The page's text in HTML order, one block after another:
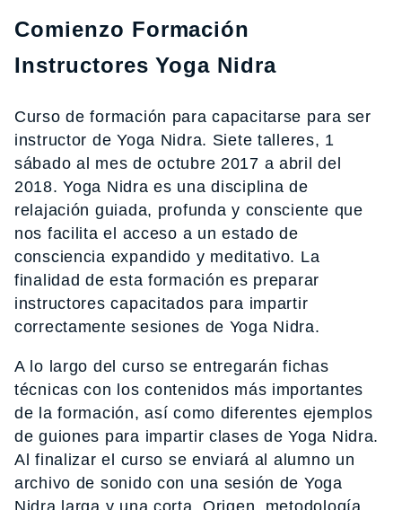
Comienzo Formación
Instructores Yoga Nidra
Curso de formación para capacitarse para ser
instructor de Yoga Nidra. Siete talleres, 1
sábado al mes de octubre 2017 a abril del
2018. Yoga Nidra es una disciplina de
relajación guiada, profunda y consciente que
nos facilita el acceso a un estado de
consciencia expandido y meditativo. La
finalidad de esta formación es preparar
instructores capacitados para impartir
correctamente sesiones de Yoga Nidra.
A lo largo del curso se entregarán fichas
técnicas con los contenidos más importantes
de la formación, así como diferentes ejemplos
de guiones para impartir clases de Yoga Nidra.
Al finalizar el curso se enviará al alumno un
archivo de sonido con una sesión de Yoga